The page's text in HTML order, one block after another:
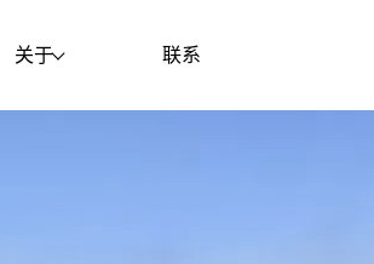
关于 联系